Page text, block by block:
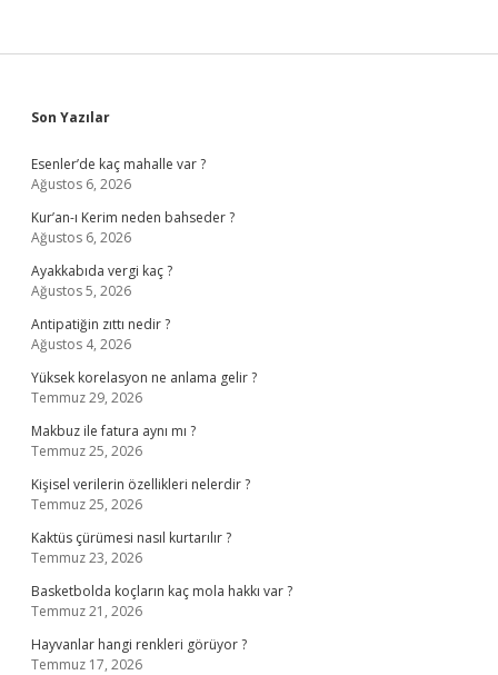
Sidebar
Son Yazılar
Esenler’de kaç mahalle var ?
Ağustos 6, 2026
Kur’an-ı Kerim neden bahseder ?
Ağustos 6, 2026
Ayakkabıda vergi kaç ?
Ağustos 5, 2026
Antipatiğin zıttı nedir ?
Ağustos 4, 2026
Yüksek korelasyon ne anlama gelir ?
Temmuz 29, 2026
Makbuz ile fatura aynı mı ?
Temmuz 25, 2026
Kişisel verilerin özellikleri nelerdir ?
Temmuz 25, 2026
Kaktüs çürümesi nasıl kurtarılır ?
Temmuz 23, 2026
Basketbolda koçların kaç mola hakkı var ?
Temmuz 21, 2026
Hayvanlar hangi renkleri görüyor ?
Temmuz 17, 2026